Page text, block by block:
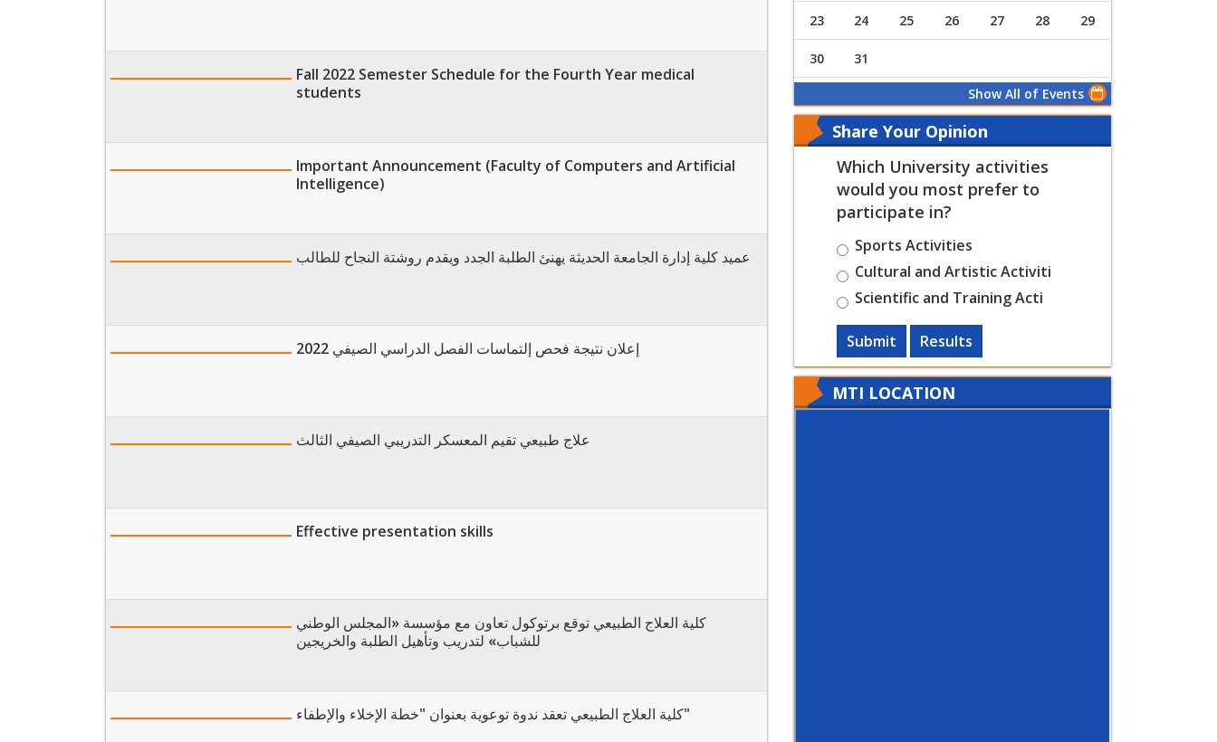
Fall 2022 Semester Schedule for the Fourth Year medical
students
Important Announcement (Faculty of Computers and Artificial
Intelligence)
عميد كلية إدارة الجامعة الحديثة يهنئ الطلبة الجدد ويقدم روشتة النجاح للطالب
إعلان نتيجة فحص إلتماسات الفصل الدراسي الصيفي 2022
علاج طبيعي تقيم المعسكر التدريبي الصيفي الثالث
Effective presentation skills
كلية العلاج الطبيعي توقع برتوكول تعاون مع مؤسسة «المجلس الوطني
للشباب» لتدريب وتأهيل الطلبة والخريجين
كلية العلاج الطبيعي تعقد ندوة توعوية بعنوان "خطة الإخلاء والإطفاء"
23 24 25 26 27 28 29
30 31
Show All of Events
Share Your Opinion
Which University activities
would you most prefer to
participate in?
Sports Activities
Cultural and Artistic Activiti
Scientific and Training Acti
Submit Results
MTI LOCATION